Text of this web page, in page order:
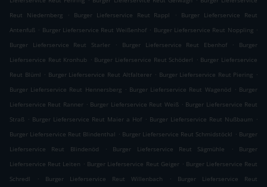
Reut Niedernberg
. Burger Lieferservice Reut Rappl .
Burger Lieferservice Reut
Antenfuß . Burger Lieferservice Reut Weißenhof . Burger Lieferservice Reut Noppling .
Burger Lieferservice Reut Starler
. Burger Lieferservice Reut Ebenhof .
Burger
Lieferservice Reut Kronhub . Burger Lieferservice Reut Schöderl . Burger Lieferservice
Reut Blüml . Burger Lieferservice Reut Altfalterer . Burger Lieferservice Reut Piering .
Burger Lieferservice Reut Hennersberg . Burger Lieferservice Reut Wagenöd . Burger
Lieferservice Reut Ranner . Burger Lieferservice Reut Weiß . Burger Lieferservice Reut
Straß . Burger Lieferservice Reut Maier a Hof . Burger Lieferservice Reut Nußbaum .
Burger Lieferservice Reut Blindenthal . Burger Lieferservice Reut Schmidstöckl . Burger
Lieferservice Reut Blindenöd
. Burger Lieferservice Reut Sägmühle .
Burger
Lieferservice Reut Leiten . Burger Lieferservice Reut Geiger . Burger Lieferservice Reut
Schredl
. Burger Lieferservice Reut Willenbach .
Burger Lieferservice Reut